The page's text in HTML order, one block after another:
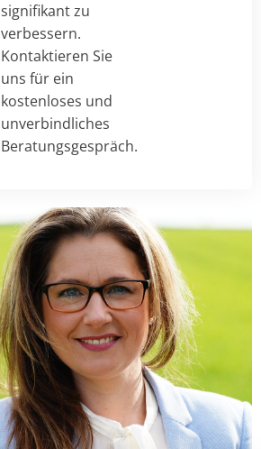
signifikant zu
verbessern.
Kontaktieren Sie
uns für ein
kostenloses und
unverbindliches
Beratungsgespräch.